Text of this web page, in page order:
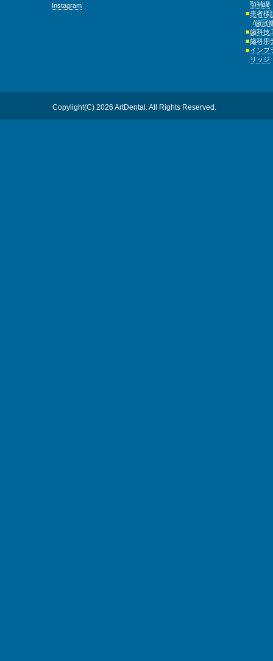
Instagram
顎補綴
患者様
歯冠
歯科技
歯科用
インプ
リッジ
Copylight(C) 2026 ArtDental. All Rights Reserved.